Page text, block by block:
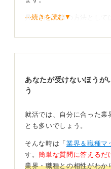
具体的な転職の方法として
にしておきましょう。
かという点を具体的に深
す。
営を支える経理の重要性を
分析し、経営改善に貢献し
付けがあると、説得力が増
PRポイントを整理！ 資
⋯続きを読む▼
あなたが受けないほうが
う
就活では、自分に合った業
とも多いでしょう。
そんな時は「 業界＆職種マ
す。簡単な質問に答えるだ
業界・職種との相性がわか